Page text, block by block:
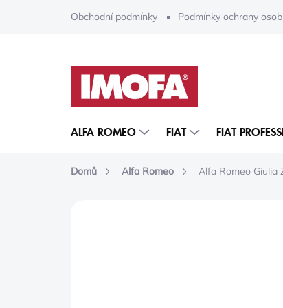
Obchodní podmínky Podmínky ochrany
ALFA ROMEO FIAT FIAT
Domů Alfa Romeo Alfa Romeo Giulia